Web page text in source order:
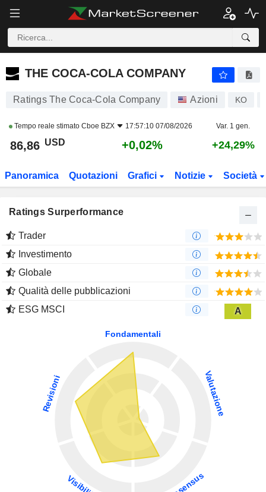
THE COCA-COLA COMPANY
THE COCA-COLA COMPANY
Ratings The Coca-Cola Company Azioni KO
Tempo reale stimato Cboe BZX 17:57:10 07/08/2026 Var. 1 gen.
86,86 USD +0,02% +24,29%
Panoramica Quotazioni Grafici Notizie Società
Ratings Surperformance
Trader
Investimento
Globale
Qualità delle pubblicazioni
ESG MSCI
A